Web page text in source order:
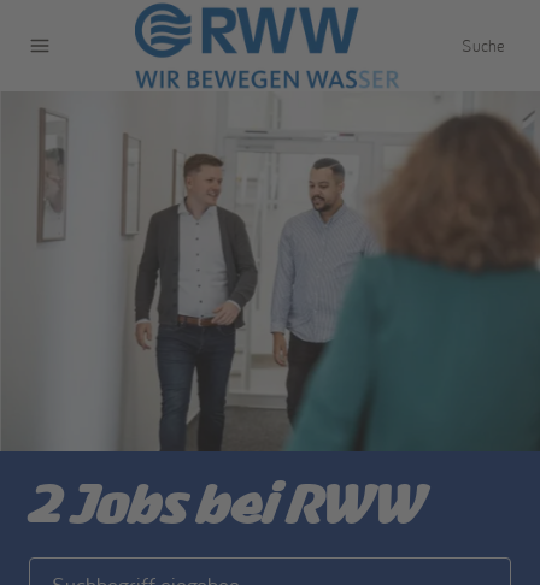
Suche
2Jobs beiRWW
Jobs filtern